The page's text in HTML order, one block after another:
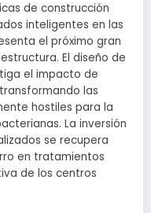
de construcción
inteligentes en las
el próximo gran
El diseño de
el impacto de
las
hostiles para la
La inversión
se recupera
en tratamientos
de los centros